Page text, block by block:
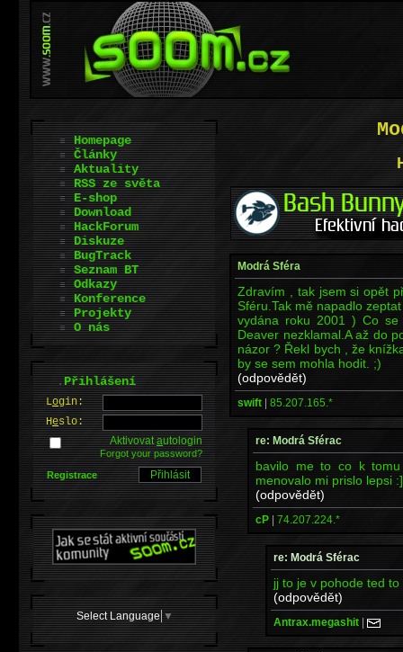
Modrá Sféra
Zdravím , tak jsem si opět
Sféru.Tak mě napadlo
vydána roku 2001 ) Co
Deaver nezklamal.A až do
názor ? Řekl bych , že
by se sem mohla hodit. ;)
(odpovědět)
swift | 85.207.165.*
re: Modrá Sférac
bavilo me to co k
menovalo mi prislo lepsi :]
(odpovědět)
cP | 74.207.224.*
re: Modrá Sférac
jj to je v pohode ted to
(odpovědět)
Antrax.megashit |
Homepage
Články
Aktuality
RSS ze světa
E-shop
Download
HackForum
Diskuze
BugTrack
Seznam BT
Odkazy
Konference
Projekty
O nás
.Přihlášení
Login:
Heslo:
Aktivovatautologin
Forgot your password?
Registrace
Select Language ▼